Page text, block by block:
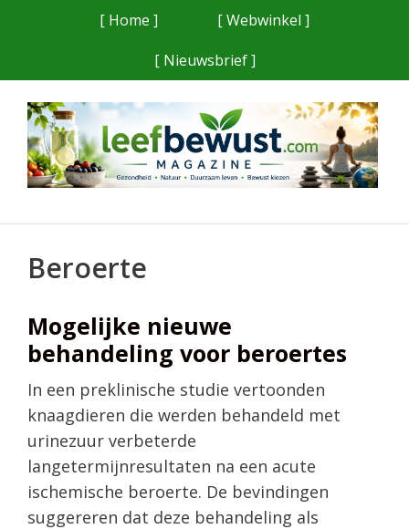
[ Home ]
[ Webwinkel ]
[ Nieuwsbrief ]
Beroerte
Mogelijke nieuwe
behandeling voor beroertes
In een preklinische studie vertoonden
knaagdieren die werden behandeld met
urinezuur verbeterde
langetermijnresultaten na een acute
ischemische beroerte. De bevindingen
suggereren dat deze behandeling als